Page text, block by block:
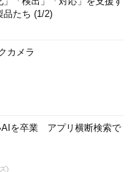
品たち (1/2)
カメラ
AIを卒業 アプリ横断検索で
)